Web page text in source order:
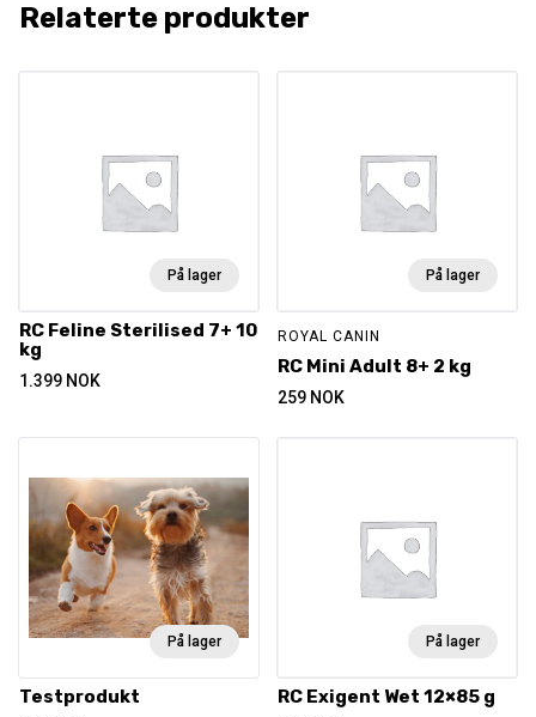
Relaterte produkter
På lager
RC Feline Sterilised 7+ 10
kg
1.399 NOK
På lager
ROYAL CANIN
RC Mini Adult 8+ 2 kg
259 NOK
På lager
Testprodukt
På lager
RC Exigent Wet 12×85 g